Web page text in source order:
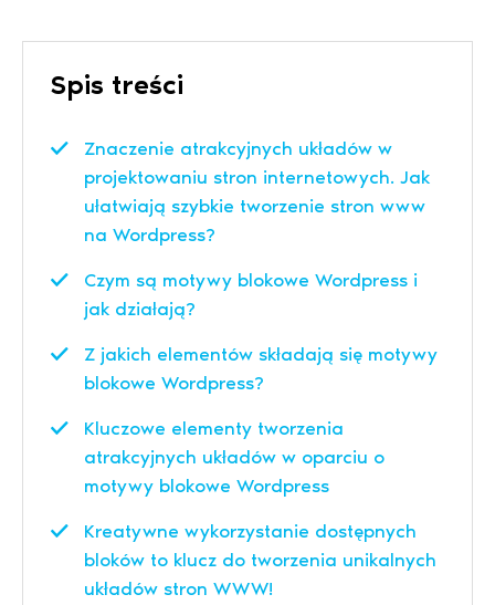
Spis treści
Znaczenie atrakcyjnych układów w
projektowaniu stron internetowych. Jak
ułatwiają szybkie tworzenie stron www
na Wordpress?
Czym są motywy blokowe Wordpress i
jak działają?
Z jakich elementów składają się motywy
blokowe Wordpress?
Kluczowe elementy tworzenia
atrakcyjnych układów w oparciu o
motywy blokowe Wordpress
Kreatywne wykorzystanie dostępnych
bloków to klucz do tworzenia unikalnych
układów stron WWW!